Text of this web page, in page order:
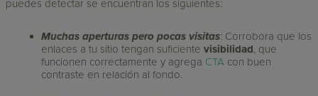
puedes detectar se encuentran los siguientes:
Muchas aperturas pero pocas visitas: Corrobora que los
enlaces a tu sitio tengan suficientevisibilidad, que
funcionen correctamente y agrega CTA con buen
contraste en relación al fondo.